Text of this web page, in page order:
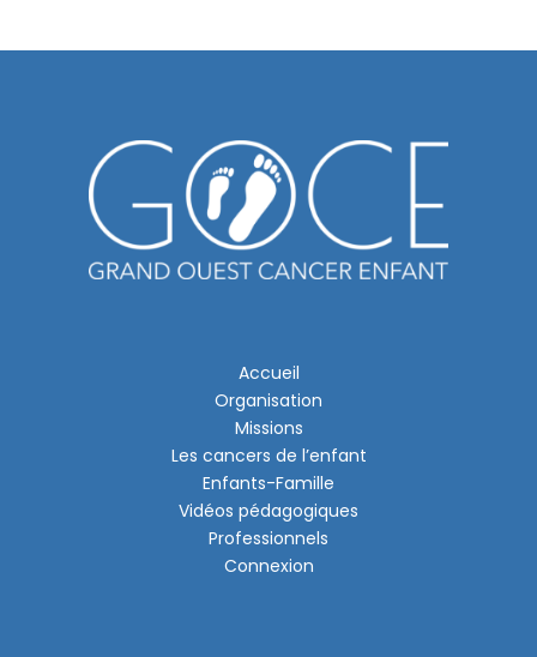
Accueil
Organisation
Missions
Les cancers de l’enfant
Enfants-Famille
Vidéos pédagogiques
Professionnels
Connexion